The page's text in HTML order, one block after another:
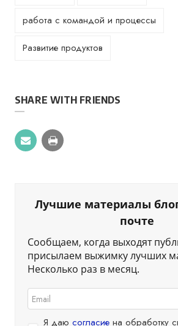
работа с командой и процессы
Развитие продуктов
SHARE WITH FRIENDS
Лучшие материалы
почте
Сообщаем, когда выходят
присылаем выжимку лучших
Несколько раз в месяц.
Я даю согласие на обработку